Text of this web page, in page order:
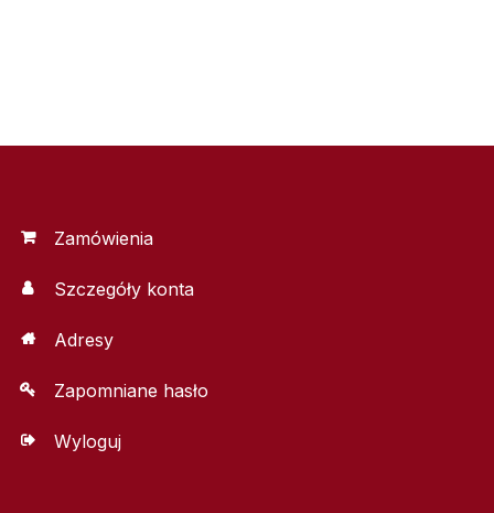
Zamówienia
Szczegóły konta
Adresy
Zapomniane hasło
Wyloguj